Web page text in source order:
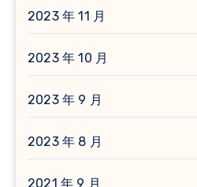
2023 年 11 月
2023 年 10 月
2023 年 9 月
2023 年 8 月
2021 年 9 月